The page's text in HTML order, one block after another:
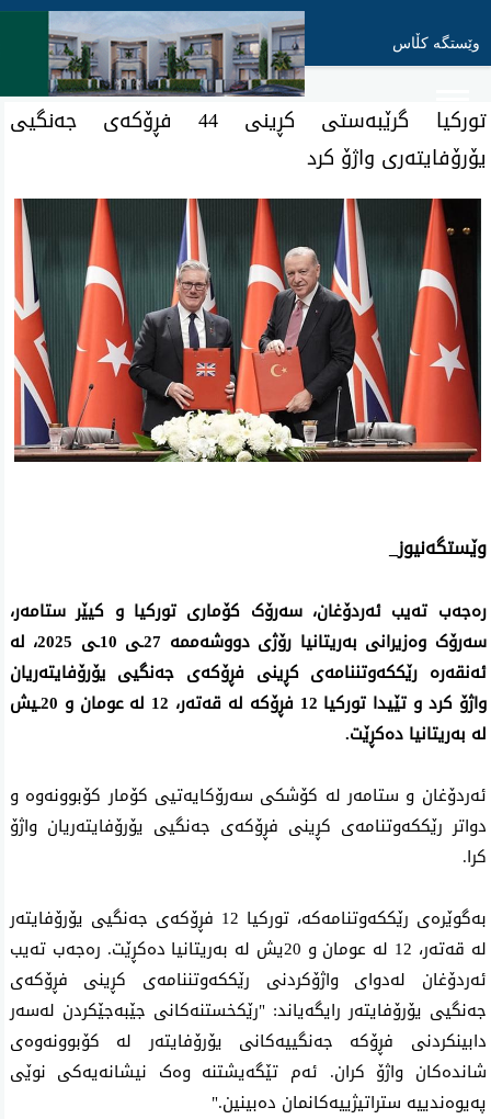
وێستگە کڵاس
تورکیا گرێبەستی کڕینی 44 فڕۆکەی جەنگیی
یۆرۆفایتەری واژۆ کرد
وێستگەنیوز_
رەجەب تەیب ئەردۆغان، سەرۆک کۆماری تورکیا و کیێر ستامەر،
سەرۆک وەزیرانی بەریتانیا رۆژی دووشەممە 27ـی 10ـی 2025، لە
ئەنقەرە رێککەوتننامەی کڕینی فڕۆکەی جەنگیی یۆرۆفایتەریان
واژۆ کرد و تێیدا تورکیا 12 فڕۆکە لە قەتەر، 12 لە عومان و 20ـیش
لە بەریتانیا دەکڕێت.
ئەردۆغان و ستامەر لە کۆشکی سەرۆکایەتیی کۆمار کۆبوونەوە و
دواتر رێککەوتنامەی کڕینی فڕۆکەی جەنگیی یۆرۆفایتەریان واژۆ
کرا.
بەگوێرەی رێککەوتنامەکە، تورکیا 12 فڕۆکەی جەنگیی یۆرۆفایتەر
لە قەتەر، 12 لە عومان و 20یش لە بەریتانیا دەکڕێت. رەجەب تەیب
ئەردۆغان لەدوای واژۆکردنی رێککەوتننامەی کڕینی فڕۆکەی
جەنگیی یۆرۆفایتەر رایگەیاند: "رێکخستنەکانی جێبەجێکردن لەسەر
دابینکردنی فڕۆکە جەنگییەکانی یۆرۆفایتەر لە کۆبوونەوەی
شاندەکان واژۆ کران. ئەم تێگەیشتنە وەک نیشانەیەکی نوێی
پەیوەندییە ستراتیژییەکانمان دەبینین."